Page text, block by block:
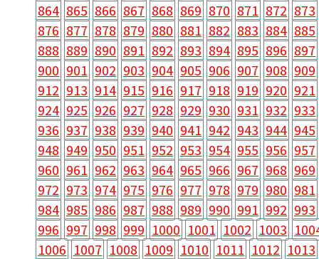
864 865 866 867 868 869 870 871 872 873
876 877 878 879 880 881 882 883 884 885
888 889 890 891 892 893 894 895 896 897
900 901 902 903 904 905 906 907 908 909
912 913 914 915 916 917 918 919 920 921
924 925 926 927 928 929 930 931 932 933
936 937 938 939 940 941 942 943 944 945
948 949 950 951 952 953 954 955 956 957
960 961 962 963 964 965 966 967 968 969
972 973 974 975 976 977 978 979 980 981
984 985 986 987 988 989 990 991 992 993
996 997 998 999 1000 1001 1002 1003
1006 1007 1008 1009 1010 1011 1012 1013